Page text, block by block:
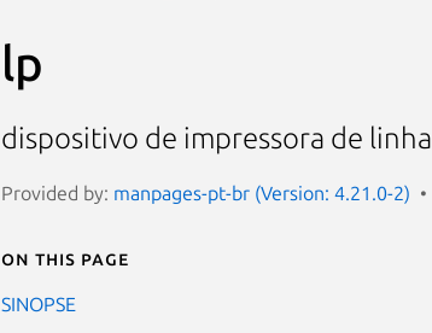
lp
dispositivo de impressora de linha
Provided by: manpages-pt-br (Version: 4.21.0-2)
On this page
SINOPSE